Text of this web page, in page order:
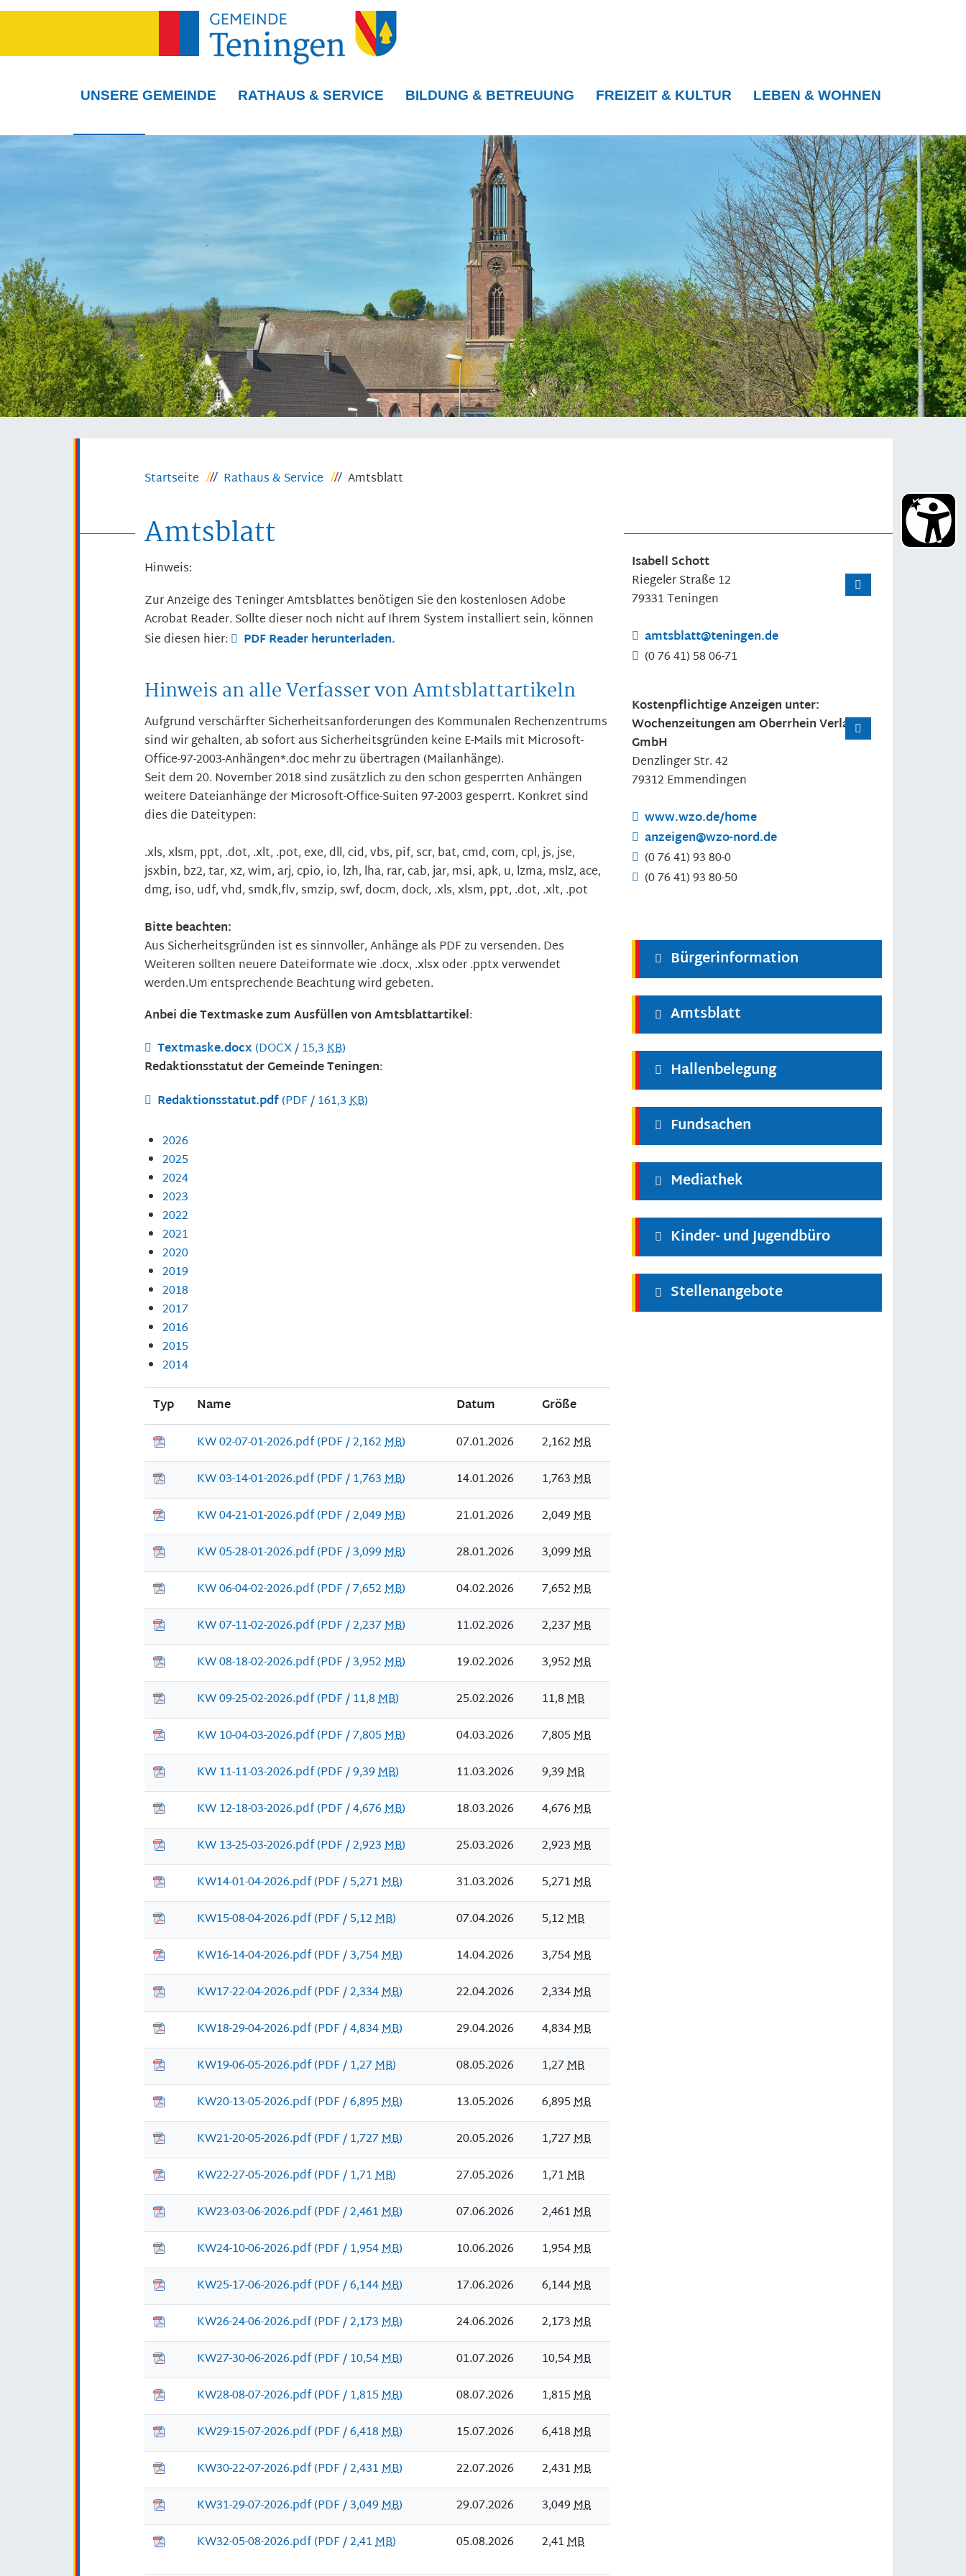
UNSERE GEMEINDE RATHAUS & SERVICE BILDUNG & BETREUUNG FREIZEIT & KULTUR LEBEN & WOHNEN
Startseite Rathaus & Service Amtsblatt
Amtsblatt
Hinweis:
Zur Anzeige des Teninger Amtsblattes benötigen Sie den kostenlosen Adobe
Acrobat Reader. Sollte dieser noch nicht auf Ihrem System installiert sein, können
Sie diesen hier:
PDF Reader herunterladen.
Hinweis an alle Verfasser von Amtsblattartikeln
Aufgrund verschärfter Sicherheitsanforderungen des Kommunalen Rechenzentrums
sind wir gehalten, ab sofort aus Sicherheitsgründen keine E-Mails mit Microsoft-
Office-97-2003-Anhängen*.doc mehr zu übertragen (Mailanhänge).
Seit dem 20. November 2018 sind zusätzlich zu den schon gesperrten Anhängen
weitere Dateianhänge der Microsoft-Office-Suiten 97-2003 gesperrt. Konkret sind
dies die Dateitypen:
.xls, xlsm, ppt, .dot, .xlt, .pot, exe, dll, cid, vbs, pif, scr, bat, cmd, com, cpl, js, jse,
jsxbin, bz2, tar, xz, wim, arj, cpio, io, lzh, lha, rar, cab, jar, msi, apk, u, lzma, mslz, ace,
dmg, iso, udf, vhd, smdk,flv, smzip, swf, docm, dock, .xls, xlsm, ppt, .dot, .xlt, .pot
Bitte beachten:
Aus Sicherheitsgründen ist es sinnvoller, Anhänge als PDF zu versenden. Des
Weiteren sollten neuere Dateiformate wie .docx, .xlsx oder .pptx verwendet
werden.Um entsprechende Beachtung wird gebeten.
Anbei die Textmaske zum Ausfüllen von Amtsblattartikel:
Textmaske.docx (DOCX / 15,3KB)
RedaktionsstatutderGemeinde Teningen:
Redaktionsstatut.pdf(PDF / 161,3KB)
2026
2025
2024
2023
2022
2021
2020
2019
2018
2017
2016
2015
2014
Typ
Name Datum
Größe
KW 02-07-01-2026.pdf(PDF / 2,162MB) 07.01.2026 2,162MB
KW 03-14-01-2026.pdf(PDF / 1,763MB) 14.01.2026 1,763MB
KW 04-21-01-2026.pdf(PDF / 2,049MB) 21.01.2026 2,049MB
KW 05-28-01-2026.pdf(PDF / 3,099MB) 28.01.2026 3,099MB
KW 06-04-02-2026.pdf(PDF / 7,652MB) 04.02.2026 7,652MB
KW 07-11-02-2026.pdf(PDF / 2,237MB) 11.02.2026 2,237MB
KW 08-18-02-2026.pdf(PDF / 3,952MB) 19.02.2026 3,952MB
KW 09-25-02-2026.pdf(PDF / 11,8MB) 25.02.2026 11,8MB
KW 10-04-03-2026.pdf(PDF / 7,805MB) 04.03.2026 7,805MB
KW 11-11-03-2026.pdf(PDF / 9,39MB) 11.03.2026 9,39MB
KW 12-18-03-2026.pdf(PDF / 4,676MB) 18.03.2026 4,676MB
KW 13-25-03-2026.pdf(PDF / 2,923MB) 25.03.2026 2,923MB
KW14-01-04-2026.pdf(PDF / 5,271MB) 31.03.2026 5,271MB
KW15-08-04-2026.pdf(PDF / 5,12MB) 07.04.2026 5,12MB
KW16-14-04-2026.pdf(PDF / 3,754MB) 14.04.2026 3,754MB
KW17-22-04-2026.pdf(PDF / 2,334MB) 22.04.2026 2,334MB
KW18-29-04-2026.pdf(PDF / 4,834MB) 29.04.2026 4,834MB
KW19-06-05-2026.pdf(PDF / 1,27MB) 08.05.2026 1,27MB
KW20-13-05-2026.pdf(PDF / 6,895MB) 13.05.2026 6,895MB
KW21-20-05-2026.pdf(PDF / 1,727MB) 20.05.2026 1,727MB
KW22-27-05-2026.pdf(PDF / 1,71MB) 27.05.2026 1,71MB
KW23-03-06-2026.pdf(PDF / 2,461MB) 07.06.2026 2,461MB
KW24-10-06-2026.pdf(PDF / 1,954MB) 10.06.2026 1,954MB
KW25-17-06-2026.pdf(PDF / 6,144MB) 17.06.2026 6,144MB
KW26-24-06-2026.pdf(PDF / 2,173MB) 24.06.2026 2,173MB
KW27-30-06-2026.pdf(PDF / 10,54MB) 01.07.2026 10,54MB
KW28-08-07-2026.pdf(PDF / 1,815MB) 08.07.2026 1,815MB
KW29-15-07-2026.pdf(PDF / 6,418MB) 15.07.2026 6,418MB
KW30-22-07-2026.pdf(PDF / 2,431MB) 22.07.2026 2,431MB
KW31-29-07-2026.pdf(PDF / 3,049MB) 29.07.2026 3,049MB
KW32-05-08-2026.pdf(PDF / 2,41MB) 05.08.2026 2,41MB
IsabellSchott
Riegeler Straße 12
79331Teningen
amtsblatt@teningen.de
(07641) 5806-71
Kostenpflichtige Anzeigen unter:
Wochenzeitungen am Oberrhein Verlags-
GmbH
Denzlinger Str. 42
79312 Emmendingen
www.wzo.de/home
anzeigen@wzo-nord.de
(07641) 9380-0
(07641) 9380-50
Bürgerinformation
Amtsblatt
Hallenbelegung
Fundsachen
Mediathek
Kinder- und Jugendbüro
Stellenangebote